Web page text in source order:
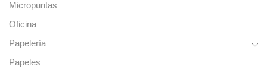
Micropuntas
Oficina
Papelería
Papeles